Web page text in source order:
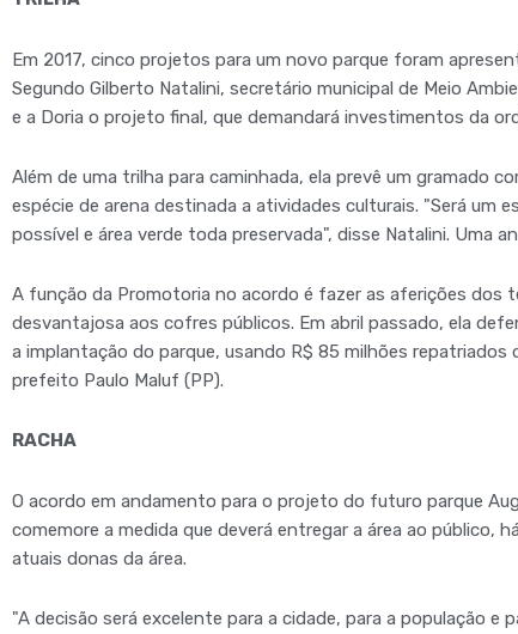
Em 2017, cinco projetos para um novo parque foram
Segundo Gilberto Natalini, secretário municipal de Meio
e a Doria o projeto final, que demandará investimentos da
Além de uma trilha para caminhada, ela prevê um gramado
espécie de arena destinada a atividades culturais. "Será um
possível e área verde toda preservada", disse Natalini. Uma
A função da Promotoria no acordo é fazer as aferições dos
desvantajosa aos cofres públicos. Em abril passado, ela
a implantação do parque, usando R$ 85 milhões
prefeito Paulo Maluf (PP).
RACHA
O acordo em andamento para o projeto do futuro parque
comemore a medida que deverá entregar a área ao público,
atuais donas da área.
"A decisão será excelente para a cidade, para a população e